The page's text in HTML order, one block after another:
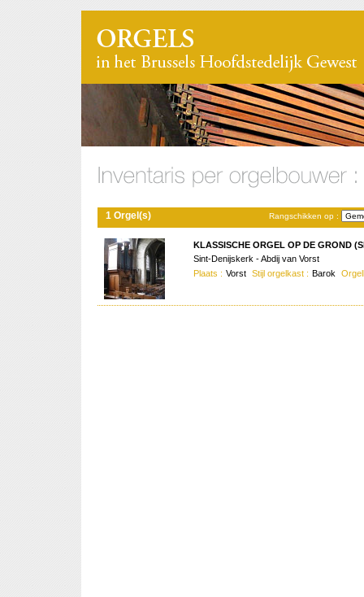
Rangschikken op :
1 Orgel(s)
KLASSISCHE ORGEL OP DE GROND
Sint-Denijskerk - Abdij van Vorst
Plaats : Vorst Stijl orgelkast : Barok